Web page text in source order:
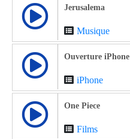
Jerusalema
Musique
Ouverture iPhone
iPhone
One Piece
Films